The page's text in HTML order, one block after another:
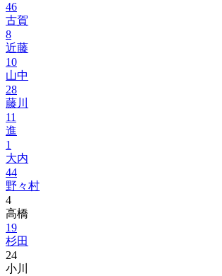
46
古賀
8
近藤
10
山中
28
藤川
11
進
1
大内
44
野々村
4
高橋
19
杉田
24
小川